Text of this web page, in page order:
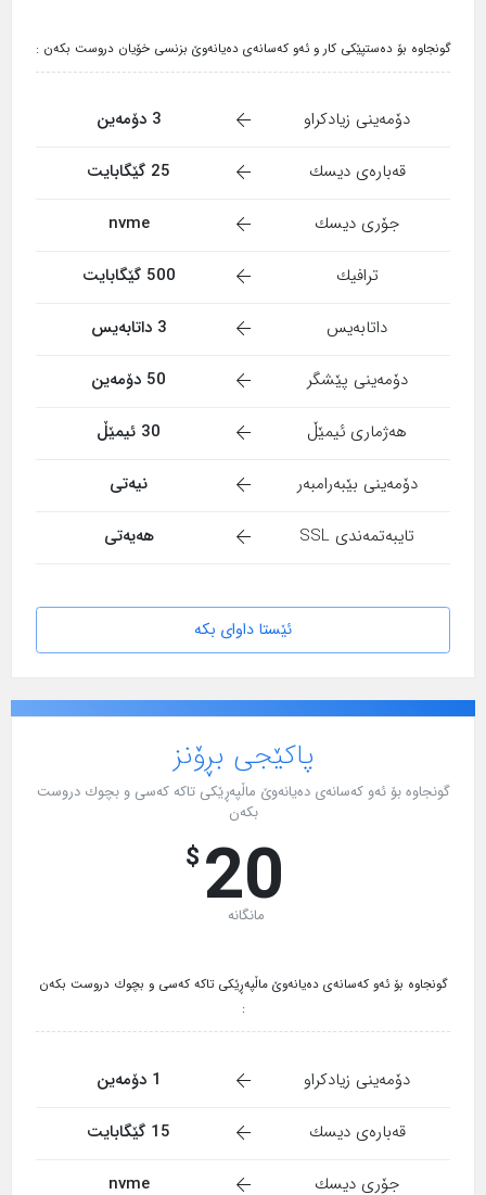
گونجاوە بۆ دەستپێکی کار و ئەو کەسانەی دەیانەوێ بزنسی خۆیان دروست بکەن :
دۆمەینی زیادکراو
3 دۆمەین
قەبارەی دیسك
25 گێگابایت
جۆری دیسك
nvme
ترافیك
500 گێگابایت
داتابەیس
3 داتابەیس
دۆمەینی پێشگر
50 دۆمەین
هەژماری ئیمێڵ
30 ئیمێڵ
دۆمەینی بێبەرامبەر
نیەتی
تایبەتمەندی SSL
هەیەتی
ئێستا داوای بکە
پاکێجی بڕۆنز
گونجاوە بۆ ئەو کەسانەی دەیانەوێ ماڵپەڕێکی تاکە کەسی و بچوك دروست
بکەن
$20
مانگانە
گونجاوە بۆ ئەو کەسانەی دەیانەوێ ماڵپەڕێکی تاکە کەسی و بچوك دروست بکەن
:
دۆمەینی زیادکراو
1 دۆمەین
قەبارەی دیسك
15 گێگابایت
جۆری دیسك
nvme